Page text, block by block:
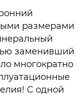
размерами
заменивший
многократно
С одной